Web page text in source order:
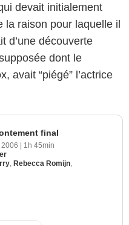
devait initialement
la raison pour laquelle il
d’une découverte
dont le
avait “piégé” l’actrice
final
| 1h 45min
Rebecca Romijn